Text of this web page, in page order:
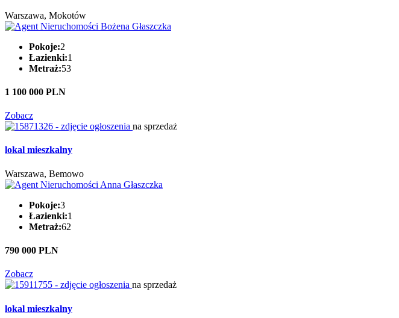
Warszawa, Mokotów
Pokoje:2
Łazienki:1
Metraż:53
1 100 000 PLN
Zobacz
na sprzedaż
lokal mieszkalny
Warszawa, Bemowo
Pokoje:3
Łazienki:1
Metraż:62
790 000 PLN
Zobacz
na sprzedaż
lokal mieszkalny